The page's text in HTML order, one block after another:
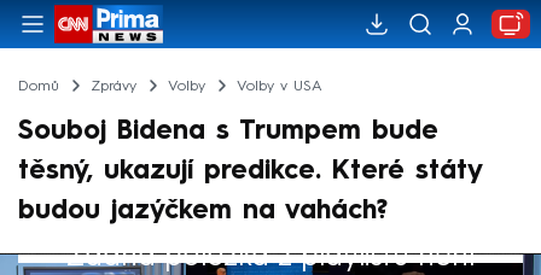
Domů Zprávy Volby Volby v USA
Souboj Bidena s Trumpem bude
těsný, ukazují predikce. Které státy
budou jazýčkem na vahách?
Žádná položka z playlistu není